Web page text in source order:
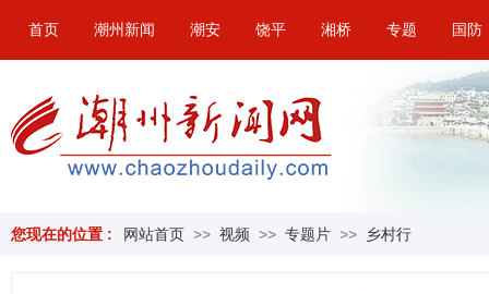
首页 潮州新闻 潮安 饶平 湘桥 专题 国防
您现在的位置 : 网站首页 >> 视频 >> 专题片 >> 乡村行